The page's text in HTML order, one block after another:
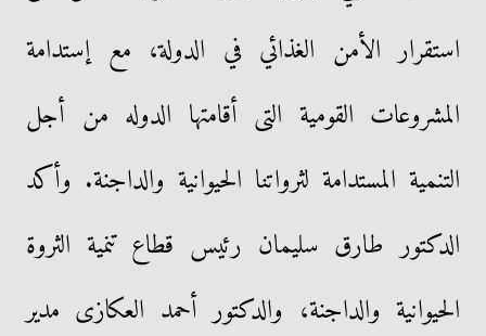
استقرار الأمن الغذائي في الدولة، مع إستدامة
المشروعات القومية التى أقامتها الدوله من أجل
التنمية المستدامة لثرواتنا الحيوانية والداجنة. وأكد
الدكتور طارق سليمان رئيس قطاع تنمية الثروة
الحيوانية والداجنة، والدكتور أحمد العكازى مدير